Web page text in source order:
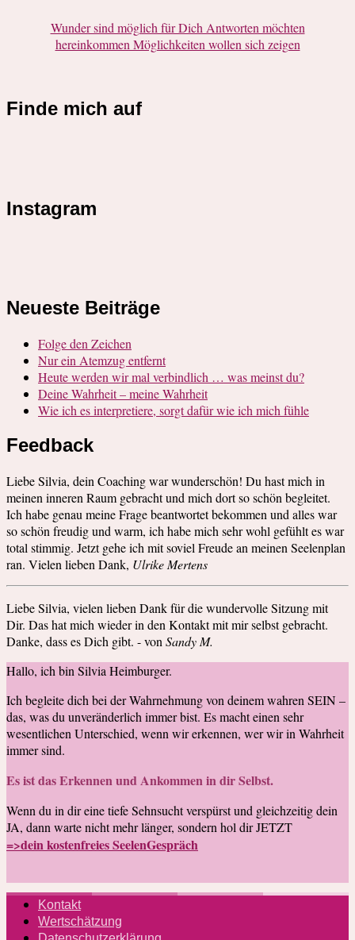
Wunder sind möglich für Dich Antworten möchten
hereinkommen Möglichkeiten wollen sich zeigen
Finde mich auf
Instagram
Neueste Beiträge
Folge den Zeichen
Nur ein Atemzug entfernt
Heute werden wir mal verbindlich … was meinst du?
Deine Wahrheit – meine Wahrheit
Wie ich es interpretiere, sorgt dafür wie ich mich fühle
Feedback
Liebe Silvia, dein Coaching war wunderschön! Du hast mich in
meinen inneren Raum gebracht und mich dort so schön begleitet.
Ich habe genau meine Frage beantwortet bekommen und alles war
so schön freudig und warm, ich habe mich sehr wohl gefühlt es war
total stimmig. Jetzt gehe ich mit soviel Freude an meinen Seelenplan
ran. Vielen lieben Dank, Ulrike Mertens
Liebe Silvia, vielen lieben Dank für die wundervolle Sitzung mit
Dir. Das hat mich wieder in den Kontakt mit mir selbst gebracht.
Danke, dass es Dich gibt. - von Sandy M.
Hallo, ich bin Silvia Heimburger.
Ich begleite dich bei der Wahrnehmung von deinem wahren SEIN –
das, was du unveränderlich immer bist. Es macht einen sehr
wesentlichen Unterschied, wenn wir erkennen, wer wir in Wahrheit
immer sind.
Es ist das Erkennen und Ankommen in dir Selbst.
Wenn du in dir eine tiefe Sehnsucht verspürst und gleichzeitig dein
JA, dann warte nicht mehr länger, sondern hol dir JETZT
=>dein kostenfreies SeelenGespräch
Kontakt
Wertschätzung